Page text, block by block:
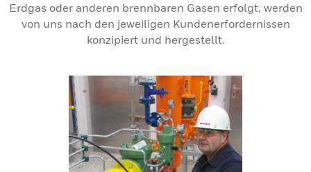
Erdgas oder anderen brennbaren Gasen erfolgt, werden
von uns nach den jeweiligen Kundenerfordernissen
konzipiert und hergestellt.